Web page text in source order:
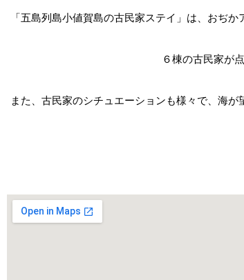
「五島列島小値賀島の古民家ステイ」は、おぢ
６棟の古民家が
また、古民家のシチュエーションも様々で、海